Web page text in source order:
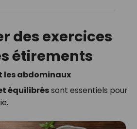
des exercices
étirements
les abdominaux
équilibréssont essentiels pour